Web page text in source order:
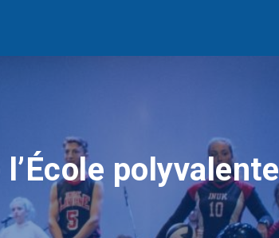
polyvalente